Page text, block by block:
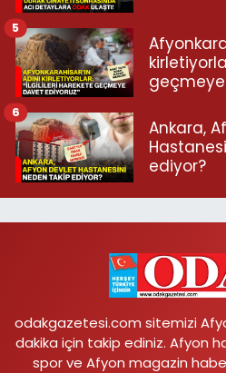
5
Ankara,
ediyor?
6
odakgazetesi.com sitemizi
dakika için takip ediniz. Afyon
spor ve Afyon magazin